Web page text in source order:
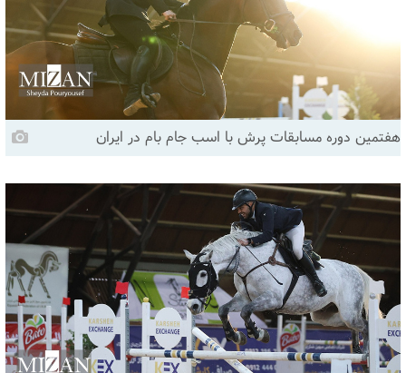
هفتمین دوره مسابقات پرش با اسب جام بام در ایران